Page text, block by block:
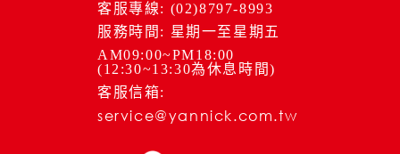
客服專線: (02)8797-8993
服務時間: 星期一至星期五
AM09:00~PM18:00
(12:30~13:30為休息時間)
客服信箱:
service@yannick.com.tw